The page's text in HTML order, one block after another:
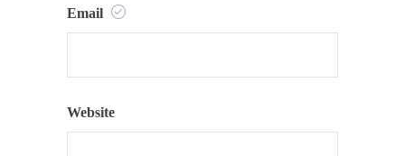
Email
Website